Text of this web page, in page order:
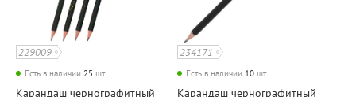
229009
Есть в наличии 25 шт.
Карандаш чернографитный
234171
Есть в наличии 10 шт.
Карандаш чернографитный